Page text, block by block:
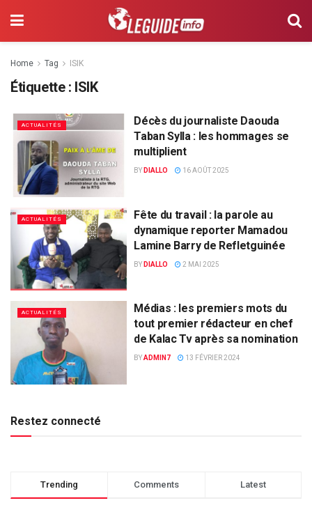
Home Tag ISIK
Étiquette : ISIK
ACTUALITÉS
Décès du journaliste Daouda
Taban Sylla : les hommages se
multiplient
BY DIALLO 16 AOÛT 2025
ACTUALITÉS
Fête du travail : la parole au
dynamique reporter Mamadou
Lamine Barry de Refletguinée
BY DIALLO 2 MAI 2025
ACTUALITÉS
Médias : les premiers mots du
tout premier rédacteur en chef
de Kalac Tv après sa nomination
BYADMIN7 13 FÉVRIER 2024
Restez connecté
Trending Comments Latest